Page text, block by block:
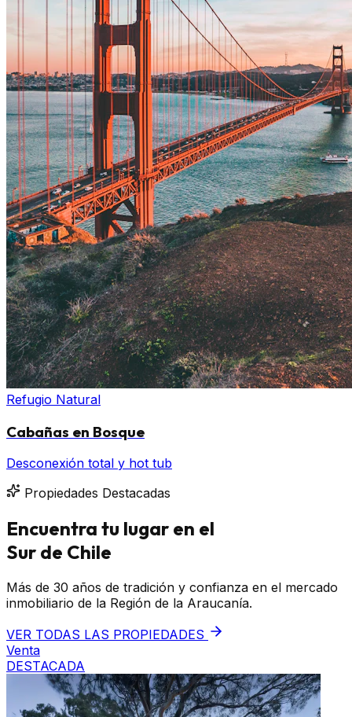
Refugio Natural
Cabañas en Bosque
Desconexión total y hot tub
Propiedades Destacadas
Encuentra tu lugar en el
Sur de Chile
Más de 30 años de tradición y confianza en el mercado
inmobiliario de la Región de la Araucanía.
VER TODAS LAS PROPIEDADES
Venta
DESTACADA